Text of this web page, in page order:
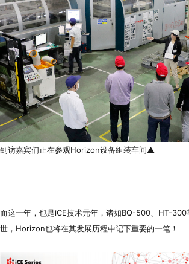
到访嘉宾们正在参观Horizon设备组装车间▲
而这一年，也是iCE技术元年，诸如BQ-500、HT-300
世，Horizon也将在其发展历程中记下重要的一笔！